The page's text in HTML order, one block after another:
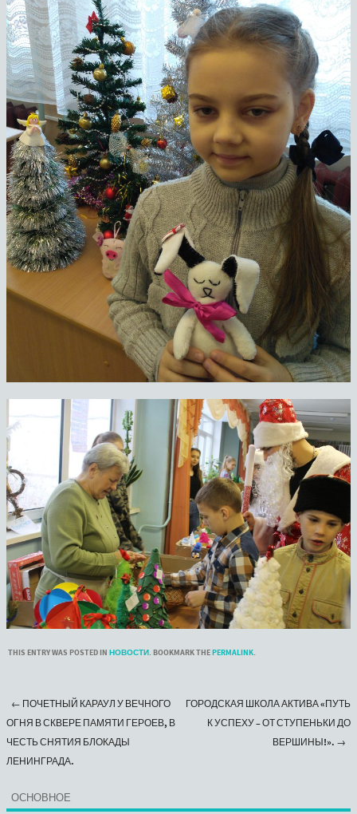
THIS ENTRY WAS POSTED IN НОВОСТИ. BOOKMARK THEPERMALINK.
Post navigation
← ПОЧЕТНЫЙ КАРАУЛ У ВЕЧНОГО
ОГНЯ В СКВЕРЕ ПАМЯТИ ГЕРОЕВ, В
ЧЕСТЬ СНЯТИЯ БЛОКАДЫ
ЛЕНИНГРАДА.
ГОРОДСКАЯ ШКОЛА АКТИВА «ПУТЬ
К УСПЕХУ – ОТ СТУПЕНЬКИ ДО
ВЕРШИНЫ!». →
ОСНОВНОЕ